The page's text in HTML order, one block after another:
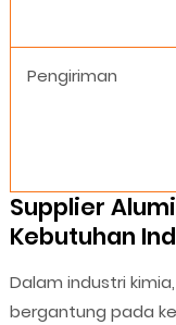
Pengiriman
Supplier
Kebutuhan
Dalam industri
bergantung pada